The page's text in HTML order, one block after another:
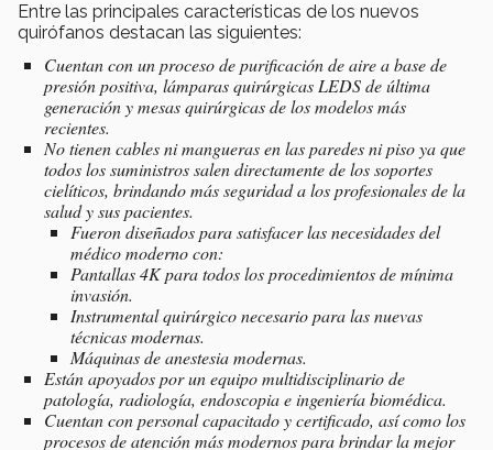
Entre las principales características de los nuevos
quirófanos destacan las siguientes:
Cuentan con un proceso de purificación de aire a base de
presión positiva, lámparas quirúrgicas LEDS de última
generación y mesas quirúrgicas de los modelos más
recientes.
No tienen cables ni mangueras en las paredes ni piso ya que
todos los suministros salen directamente de los soportes
cielíticos, brindando más seguridad a los profesionales de la
salud y sus pacientes.
Fueron diseñados para satisfacer las necesidades del
médico moderno con:
Pantallas 4K para todos los procedimientos de mínima
invasión.
Instrumental quirúrgico necesario para las nuevas
técnicas modernas.
Máquinas de anestesia modernas.
Están apoyados por un equipo multidisciplinario de
patología, radiología, endoscopia e ingeniería biomédica.
Cuentan con personal capacitado y certificado, así como los
procesos de atención más modernos para brindar la mejor